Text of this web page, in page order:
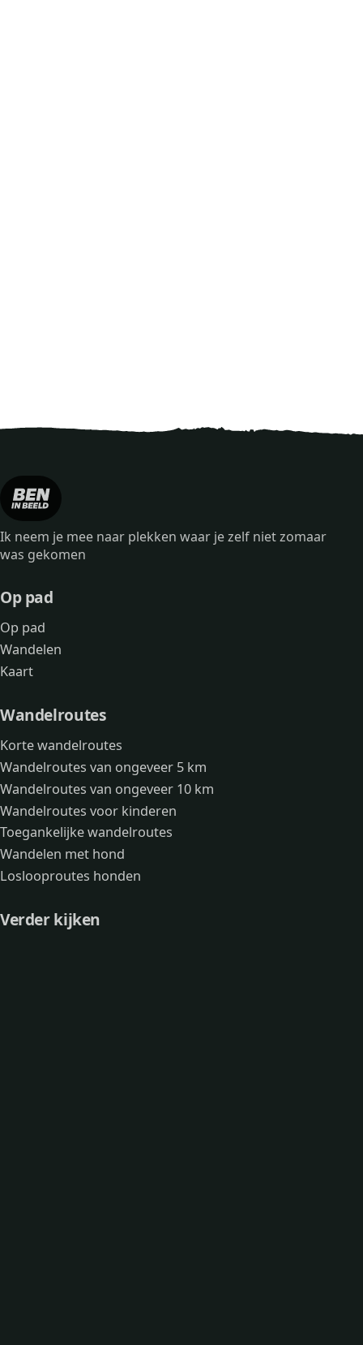
Ik neem je mee naar plekken waar je zelf niet zomaar
was gekomen
Op pad
Op pad
Wandelen
Kaart
Wandelroutes
Korte wandelroutes
Wandelroutes van ongeveer 5 km
Wandelroutes van ongeveer 10 km
Wandelroutes voor kinderen
Toegankelijke wandelroutes
Wandelen met hond
Loslooproutes honden
Verder kijken